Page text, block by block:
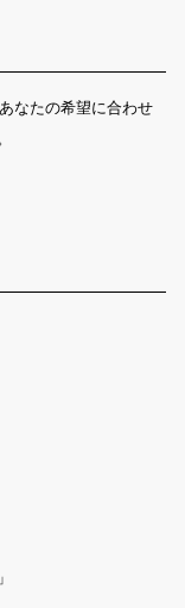
なたの希望に合わせ